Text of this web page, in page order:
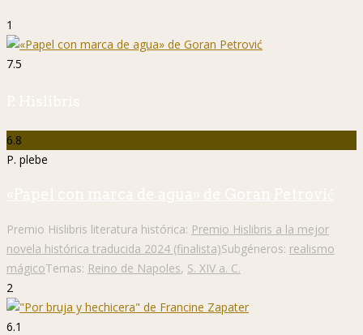
1
7.5
P. Hislibris
6.8
P. plebe
«Papel con marca de agua» de Goran Petrović
Premio Hislibris literatura histórica: Premio Hislibris a la mejor
novela histórica traducida 2024 (finalista)Subgéneros: realismo
mágicoTemas: Reino de Napoles, S. XIV a. C.
2
6.1